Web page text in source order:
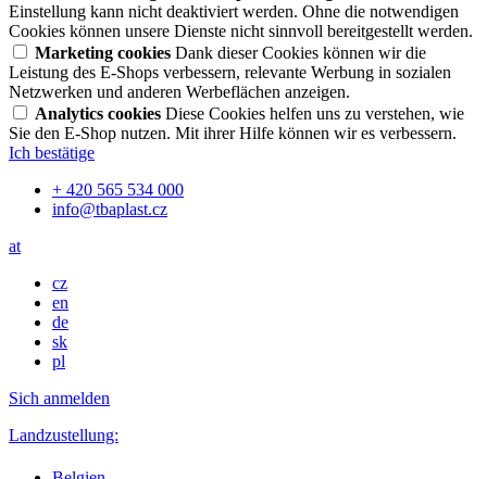
Einstellung kann nicht deaktiviert werden. Ohne die notwendigen
Cookies können unsere Dienste nicht sinnvoll bereitgestellt werden.
Marketing cookies Dank dieser Cookies können wir die
Leistung des E-Shops verbessern, relevante Werbung in sozialen
Netzwerken und anderen Werbeflächen anzeigen.
Analytics cookies Diese Cookies helfen uns zu verstehen, wie
Sie den E-Shop nutzen. Mit ihrer Hilfe können wir es verbessern.
Ich bestätige
+ 420 565 534 000
info@tbaplast.cz
at
cz
en
de
sk
pl
Sich anmelden
Landzustellung: